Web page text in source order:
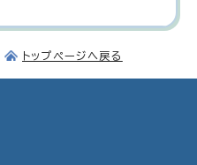
トップページへ戻る